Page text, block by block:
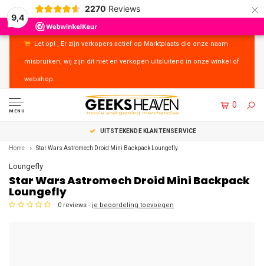
9,4
2270 Reviews ×
Let op! , Er zijn verkopers actief op Marktplaats die onze naam
misbruiken, wij zijn dit niet en verkopen uitsluitend in onze winkel of
webshop.
MENU
0
UITSTEKENDE KLANTENSERVICE
Home Star Wars Astromech Droid Mini Backpack Loungefly
Loungefly
Star Wars Astromech Droid Mini Backpack
Loungefly
0 reviews - je beoordeling toevoegen